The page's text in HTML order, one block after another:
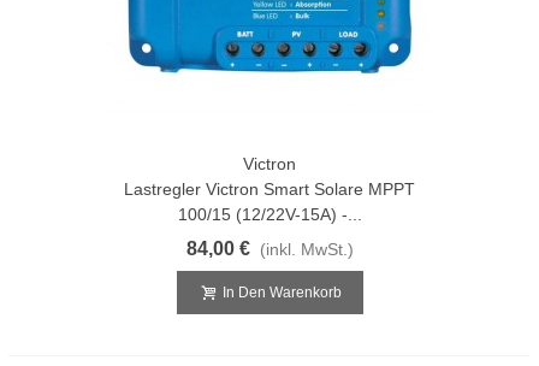
Victron
Lastregler Victron Smart Solare MPPT
100/15 (12/22V-15A) -...
84,00 € (inkl. MwSt.)
In Den Warenkorb